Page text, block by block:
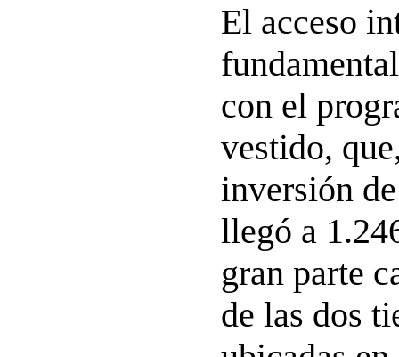
El acceso
con el
vestido,
inversión
llegó a
gran parte
de las dos